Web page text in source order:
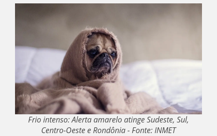
Frio intenso: Alerta amarelo atinge Sudeste, Sul,
Centro-Oeste e Rondônia - Fonte: INMET